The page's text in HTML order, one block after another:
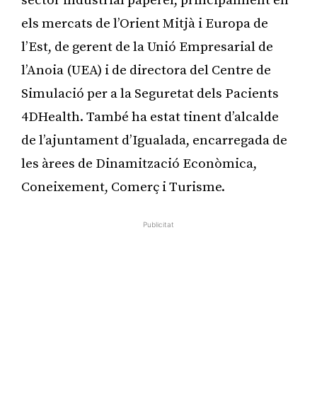
els mercats de l’Orient Mitjà i Europa de
l’Est, de gerent de la Unió Empresarial de
l’Anoia (UEA) i de directora del Centre de
Simulació per a la Seguretat dels Pacients
4DHealth. També ha estat tinent d’alcalde
de l’ajuntament d’Igualada, encarregada de
les àrees de Dinamització Econòmica,
Coneixement, Comerç i Turisme.
Publicitat